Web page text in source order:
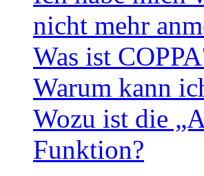
nicht mehr
Was ist
Warum kann
Wozu ist die
Funktion?